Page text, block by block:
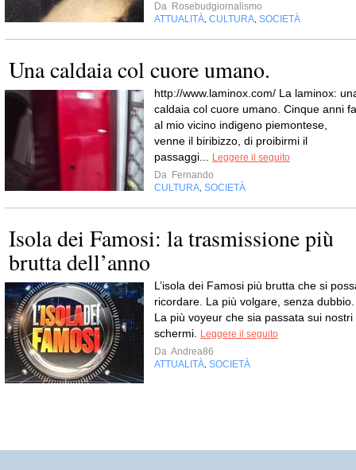
Da Rosebudgiornalismo
ATTUALITÀ CULTURA SOCIETÀ
Una caldaia col cuore umano.
http://www.laminox.com/ La laminox:
caldaia col cuore umano. Cinque anni
al mio vicino indigeno piemontese,
venne il biribizzo, di proibirmi il
passaggi...
Leggere il seguito
Da Fernando
CULTURA SOCIETÀ
Isola dei Famosi: la trasmissione più
brutta dell’anno
L’isola dei Famosi più brutta che si
ricordare. La più volgare, senza dubbio.
La più voyeur che sia passata sui nostri
schermi.
Leggere il seguito
Da Andrea86
ATTUALITÀ SOCIETÀ